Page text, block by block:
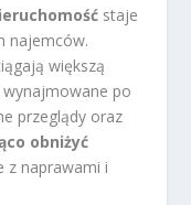
staje
najemców.
większą
po
przeglądy oraz
obniżyć
z naprawami i